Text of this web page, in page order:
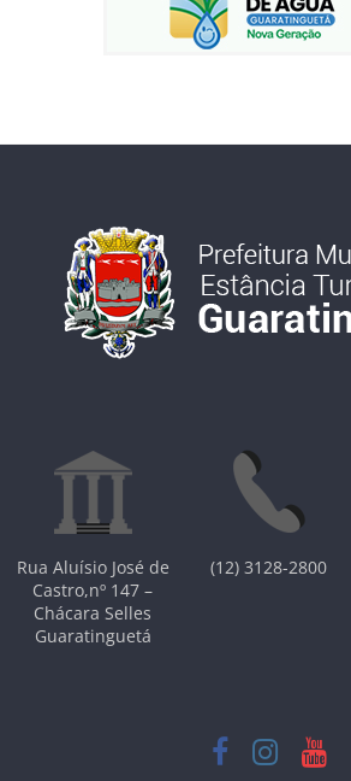
Rua Aluísio José de
Castro,nº 147 –
Chácara Selles
Guaratinguetá
(12) 3128-2800